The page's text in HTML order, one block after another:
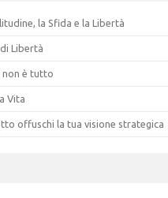
la Sfida e la Libertà
Libertà
non è tutto
Vita
offuschi la tua visione strategica